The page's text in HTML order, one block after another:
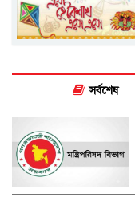
সর্বশেষ